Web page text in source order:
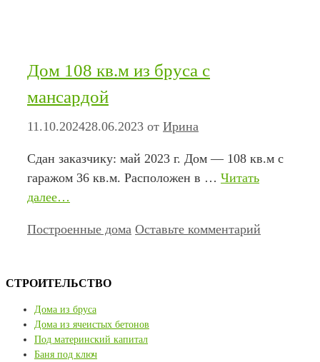
Дом 108 кв.м из бруса с
мансардой
11.10.202428.06.2023 от Ирина
Сдан заказчику: май 2023 г. Дом — 108 кв.м с
гаражом 36 кв.м. Расположен в … Читать
далее…
Рубрики
Построенные дома Оставьте комментарий
СТРОИТЕЛЬСТВО
Дома из бруса
Дома из ячеистых бетонов
Под материнский капитал
Баня под ключ